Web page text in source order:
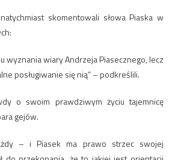
skomentowali słowa Piaska w
wyznania wiary Andrzeja Piasecznego, lecz
posługiwanie się nią” – podkreślili.
o swoim prawdziwym życiu tajemnicę
gejów.
– i Piasek ma prawo strzec swojej